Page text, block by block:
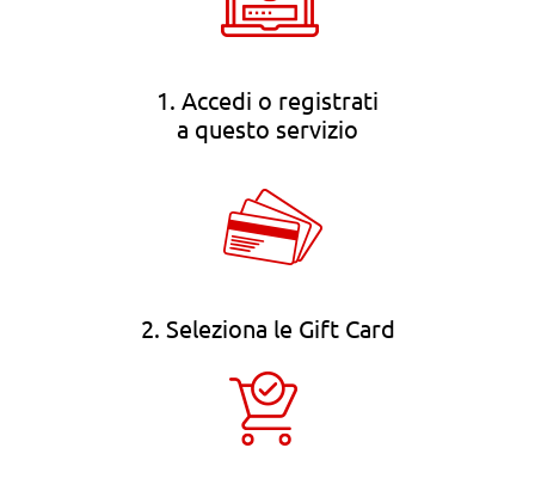
1. Accedi o registrati
a questo servizio
2. Seleziona le Gift Card